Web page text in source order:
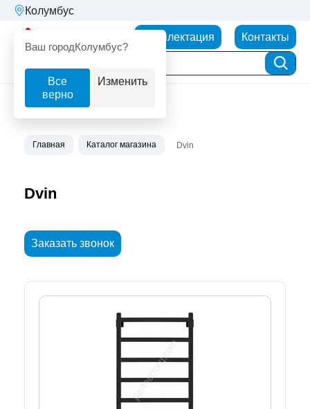
Колумбус
Ваш городКолумбус?
Все
верно
Изменить
Комплектация Контакты
Главная Каталог магазина Dvin
Dvin
Заказать звонок